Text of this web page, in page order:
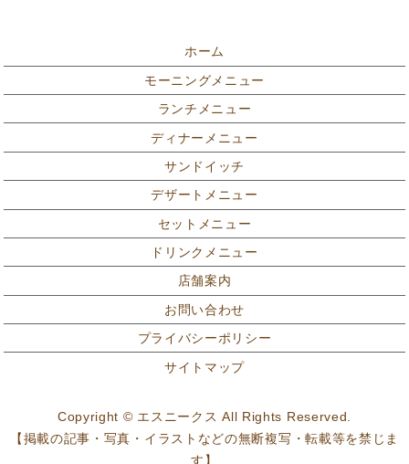
ホーム
モーニングメニュー
ランチメニュー
ディナーメニュー
サンドイッチ
デザートメニュー
セットメニュー
ドリンクメニュー
店舗案内
お問い合わせ
プライバシーポリシー
サイトマップ
Copyright © エスニークス All Rights Reserved.
【掲載の記事・写真・イラストなどの無断複写・転載等を禁じま
す】